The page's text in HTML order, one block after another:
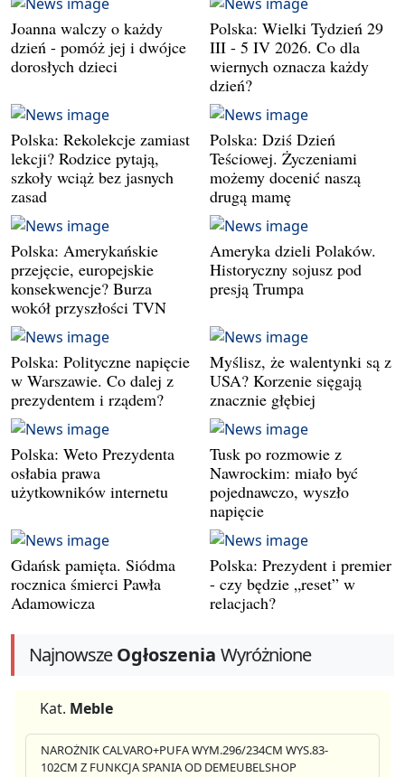
Joanna walczy o każdy
dzień - pomóż jej i dwójce
dorosłych dzieci
Polska: Wielki Tydzień 29
III - 5 IV 2026. Co dla
wiernych oznacza każdy
dzień?
Polska: Rekolekcje zamiast
lekcji? Rodzice pytają,
szkoły wciąż bez jasnych
zasad
Polska: Dziś Dzień
Teściowej. Życzeniami
możemy docenić naszą
drugą mamę
Polska: Amerykańskie
przejęcie, europejskie
konsekwencje? Burza
wokół przyszłości TVN
Ameryka dzieli Polaków.
Historyczny sojusz pod
presją Trumpa
Polska: Polityczne napięcie
w Warszawie. Co dalej z
prezydentem i rządem?
Myślisz, że walentynki są z
USA? Korzenie sięgają
znacznie głębiej
Polska: Weto Prezydenta
osłabia prawa
użytkowników internetu
Tusk po rozmowie z
Nawrockim: miało być
pojednawczo, wyszło
napięcie
Gdańsk pamięta. Siódma
rocznica śmierci Pawła
Adamowicza
Polska: Prezydent i premier
- czy będzie „reset” w
relacjach?
NajnowszeOgłoszenia Wyróżnione
Kat. Meble
NAROŻNIK CALVARO+PUFA WYM.296/234CM WYS.83-
102CM Z FUNKCJA SPANIA OD DEMEUBELSHOP